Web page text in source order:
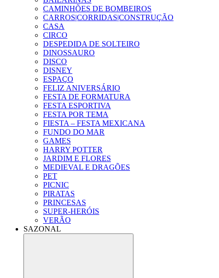
CAMINHÕES DE BOMBEIROS
CARROS|CORRIDAS|CONSTRUÇÃO
CASA
CIRCO
DESPEDIDA DE SOLTEIRO
DINOSSAURO
DISCO
DISNEY
ESPAÇO
FELIZ ANIVERSÁRIO
FESTA DE FORMATURA
FESTA ESPORTIVA
FESTA POR TEMA
FIESTA – FESTA MEXICANA
FUNDO DO MAR
GAMES
HARRY POTTER
JARDIM E FLORES
MEDIEVAL E DRAGÕES
PET
PICNIC
PIRATAS
PRINCESAS
SUPER-HERÓIS
VERÃO
SAZONAL